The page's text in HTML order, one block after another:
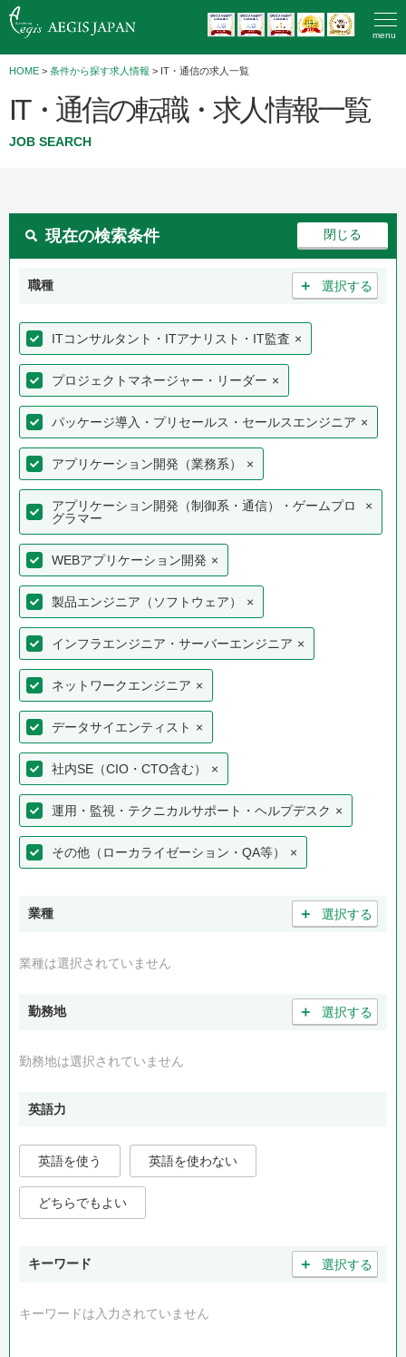
menu
HOME > 条件から探す求人情報 > IT・通信の求人一覧
IT・通信の転職・求人情報一覧
JOB SEARCH
現在の検索条件
職種 ＋ 選択する
ITコンサルタント・ITアナリスト・IT監査 ×
プロジェクトマネージャー・リーダー ×
パッケージ導入・プリセールス・セールスエンジニア ×
アプリケーション開発（業務系） ×
アプリケーション開発（制御系・通信）・ゲームプロ
グラマー
×
WEBアプリケーション開発 ×
製品エンジニア（ソフトウェア） ×
インフラエンジニア・サーバーエンジニア ×
ネットワークエンジニア ×
データサイエンティスト ×
社内SE（CIO・CTO含む） ×
運用・監視・テクニカルサポート・ヘルプデスク ×
その他（ローカライゼーション・QA等） ×
業種 ＋ 選択する
業種は選択されていません
勤務地 ＋ 選択する
勤務地は選択されていません
英語力
英語を使う 英語を使わない
どちらでもよい
キーワード ＋ 選択する
キーワードは入力されていません